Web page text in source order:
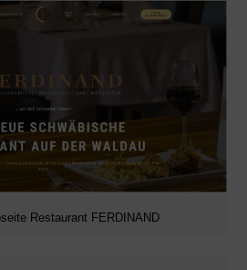
Restaurant FERDINAND